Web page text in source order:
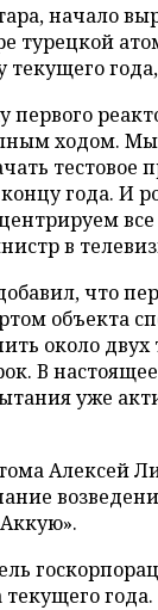
начало
турецкой
текущего
первого
ходом.
тестовое
года. И
в
что
объекта
около двух
В
уже
Алексей
года.